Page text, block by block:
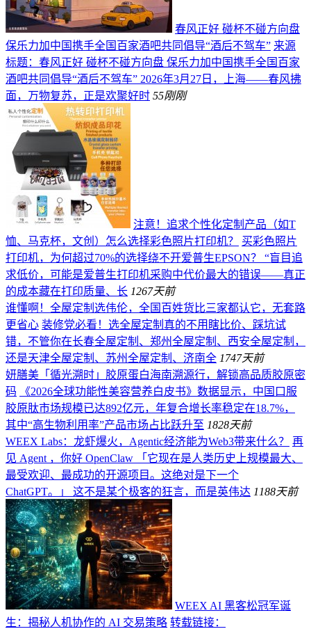
春风正好 碰杯不碰方向盘
保乐力加中国携手全国百家酒吧共同倡导“酒后不驾车” 来源
标题：春风正好 碰杯不碰方向盘 保乐力加中国携手全国百家
酒吧共同倡导“酒后不驾车” 2026年3月27日，上海——春风拂
面，万物复苏，正是欢聚好时 55刚刚
注意！追求个性化定制产品（如T
恤、马克杯，文创）怎么选择彩色照片打印机？
买彩色照片
打印机，为何超过70%的选择绕不开爱普生EPSON？ “盲目追
求低价，可能是爱普生打印机采购中代价最大的错误——真正
的成本藏在打印质量、长 1267天前
谁懂啊！全屋定制选伟伦，全国百姓货比三家都认它，无套路
更省心 装修党必看！选全屋定制真的不用瞎比价、踩坑试
错，不管你在长春全屋定制、郑州全屋定制、西安全屋定制，
还是天津全屋定制、苏州全屋定制、济南全 1747天前
妍膳美「循光溯时」胶原蛋白海南溯源行，解锁高品质胶原密
码
《2026全球功能性美容营养白皮书》数据显示，中国口服
胶原肽市场规模已达892亿元，年复合增长率稳定在18.7%，
其中“高生物利用率”产品市场占比跃升至 1828天前
WEEX Labs：龙虾爆火，Agentic经济能为Web3带来什么？
再
见 Agent ，你好 OpenClaw 「它现在是人类历史上规模最大、
最受欢迎、最成功的开源项目。这绝对是下一个
ChatGPT。」 这不是某个极客的狂言，而是英伟达 1188天前
WEEX AI 黑客松冠军诞
生：揭秘人机协作的 AI 交易策略 转载链接：